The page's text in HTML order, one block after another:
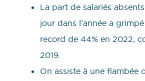
La part de salariés
jour dans l’année a
record de 44% en 2022,
2019.
On assiste à une flambée